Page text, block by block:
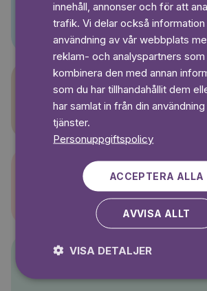
Sagasagor
Super-Charlie
innehåll, annonser och för att
trafik. Vi delar också information
användning av vår webbplats
reklam- och analyspartners som
kombinera den med annan
som du har tillhandahållit dem
har samlat in från din
tjänster.
Personuppgiftspolicy
ACCEPTERA ALLA
AVVISA ALLT
VISA DETALJER